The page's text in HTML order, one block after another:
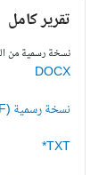
تقرير كامل
نسخة رسمية من
DOCX
نسخة رسمية (PDF)
TXT*